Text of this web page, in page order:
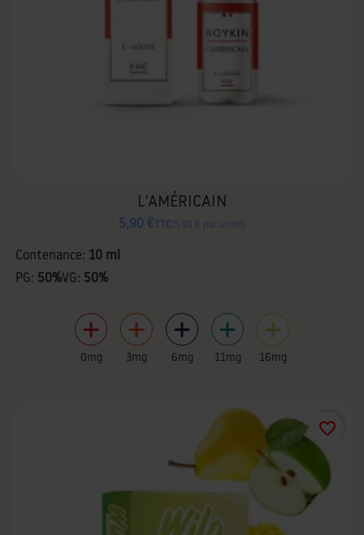
L'AMÉRICAIN
5,90 € TTC 5,90 € par unité
Contenance: 10 ml
PG: 50%VG: 50%
0mg 3mg 6mg 11mg 16mg
favorite_border